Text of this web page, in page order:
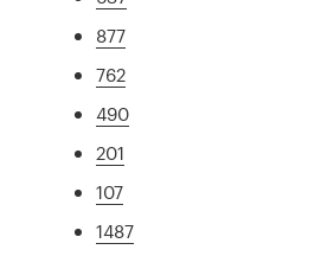
877
762
490
201
107
1487